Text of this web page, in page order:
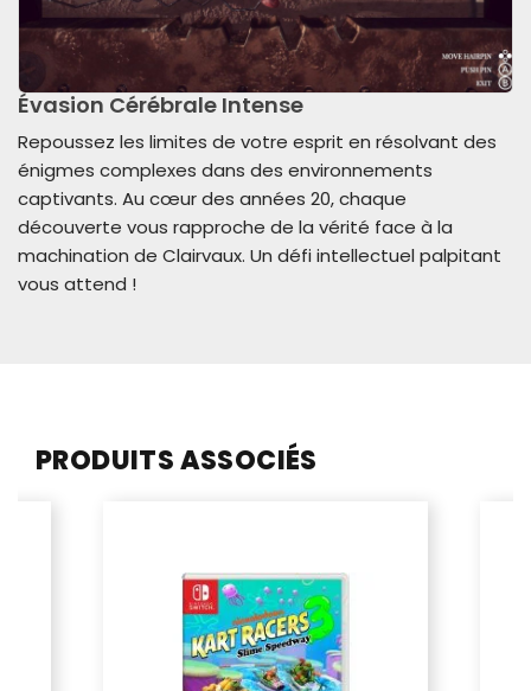
Évasion Cérébrale Intense
Repoussez les limites de votre esprit en résolvant des
énigmes complexes dans des environnements
captivants. Au cœur des années 20, chaque
découverte vous rapproche de la vérité face à la
machination de Clairvaux. Un défi intellectuel palpitant
vous attend !
PRODUITS ASSOCIÉS